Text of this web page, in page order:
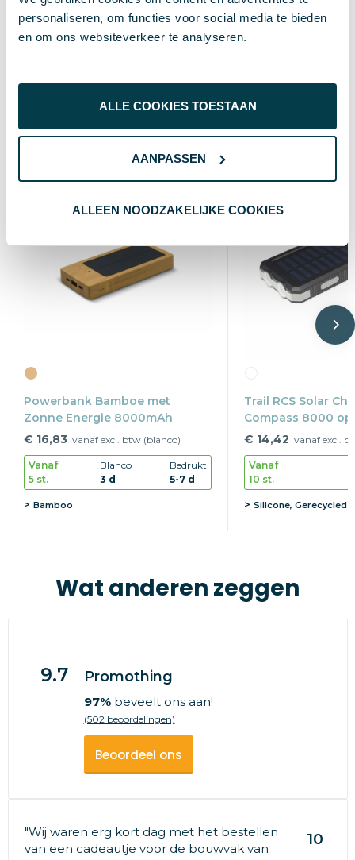
personaliseren, om functies voor social media te bieden
en om ons websiteverkeer te analyseren.
ALLE COOKIES TOESTAAN
AANPASSEN
ALLEEN NOODZAKELIJKE COOKIES
8.4 cm
Wat anderen bekijken
Powerbank Bamboe met
Zonne Energie 8000mAh
€ 16,83 vanaf excl. btw (blanco)
Vanaf
5 st.
Blanco
3 d
Bedrukt
5-7 d
Bamboo
Trail RCS Solar
Compass 8000
€ 14,42 vanaf excl.
Vanaf
10 st.
Silicone, Gerecycled
Wat anderen zeggen
9.7 Promothing
97%beveelt ons aan!
(502 beoordelingen)
Beoordeel ons
"Wij waren erg kort dag met het bestellen
van een cadeautje voor de bouwvak van
10